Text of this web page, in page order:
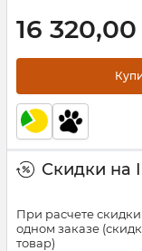
16 320,00
Скидки на
При расчете
одном заказе
товар)